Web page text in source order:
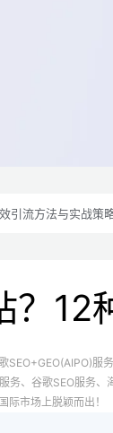
引流方法与实战策
？12
SEO+GEO(AIPO)
务、谷歌SEO服务
际市场上脱颖而出！